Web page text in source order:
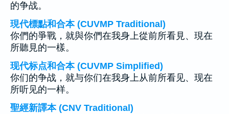
的争战。
現代標點和合本 (CUVMP Traditional)
你們的爭戰，就與你們在我身上從前所看見、現在
所聽見的一樣。
现代标点和合本 (CUVMP Simplified)
你们的争战，就与你们在我身上从前所看见、现在
所听见的一样。
聖經新譯本 (CNV Traditional)